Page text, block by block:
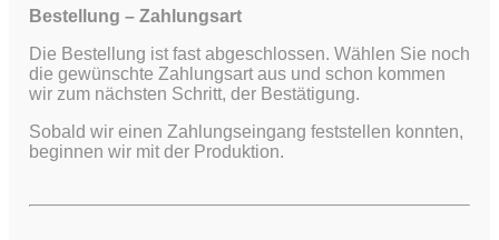
Bestellung – Zahlungsart
Die Bestellung ist fast abgeschlossen. Wählen Sie noch
die gewünschte Zahlungsart aus und schon kommen
wir zum nächsten Schritt, der Bestätigung.
Sobald wir einen Zahlungseingang feststellen konnten,
beginnen wir mit der Produktion.